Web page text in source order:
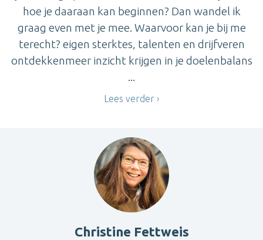
hoe je daaraan kan beginnen? Dan wandel ik
graag even met je mee. Waarvoor kan je bij me
terecht? eigen sterktes, talenten en drijfveren
ontdekkenmeer inzicht krijgen in je doelenbalans
...
Lees verder
Christine Fettweis